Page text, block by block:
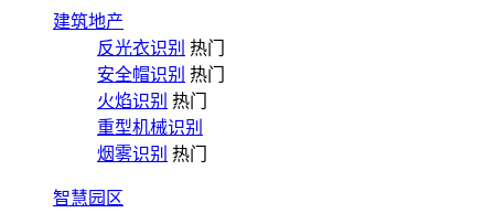
建筑地产
反光衣识别 热门
安全帽识别 热门
火焰识别 热门
重型机械识别
烟雾识别 热门
智慧园区